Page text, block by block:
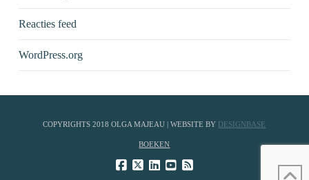
Reacties feed
WordPress.org
COPYRIGHTS 2018 OLGA MAJEAU | WEBSITE BY DESIGNBASE
BOEKEN